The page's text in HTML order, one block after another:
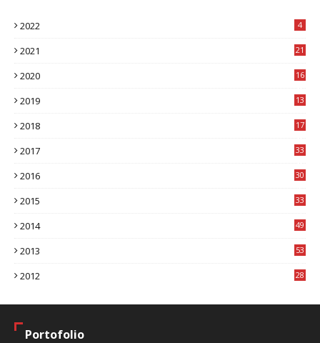
2022 4
2021 21
2020
16
2019
13
2018
17
2017
33
2016
30
2015
33
2014
49
2013
53
2012
28
Portofolio